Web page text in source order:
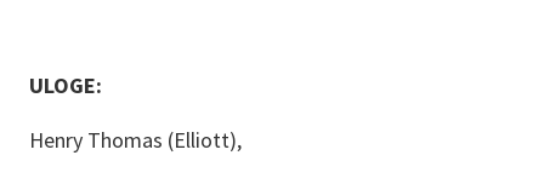
ULOGE:
Henry Thomas (Elliott),